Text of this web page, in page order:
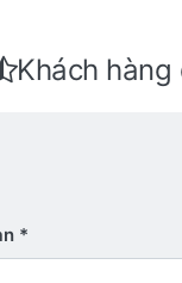
Khách hàng
giá: 4
3 trên 5
trên 5
5 sao.